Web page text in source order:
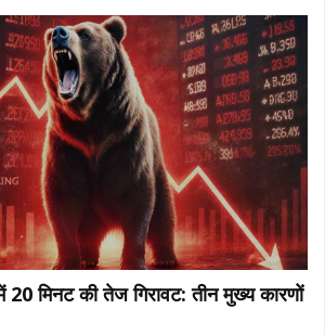
20 मिनट की तेज गिरावट: तीन मुख्य कारणों